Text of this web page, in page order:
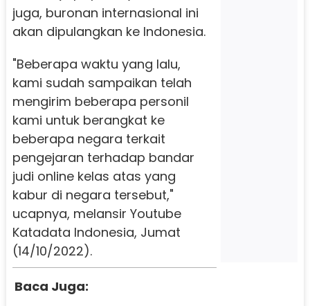
juga, buronan internasional ini
akan dipulangkan ke Indonesia.
"Beberapa waktu yang lalu,
kami sudah sampaikan telah
mengirim beberapa personil
kami untuk berangkat ke
beberapa negara terkait
pengejaran terhadap bandar
judi online kelas atas yang
kabur di negara tersebut,"
ucapnya, melansir Youtube
Katadata Indonesia, Jumat
(14/10/2022).
Baca Juga: